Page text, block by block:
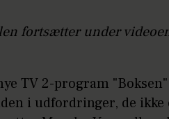
fortsætter under
TV 2-program
i udfordringer, de